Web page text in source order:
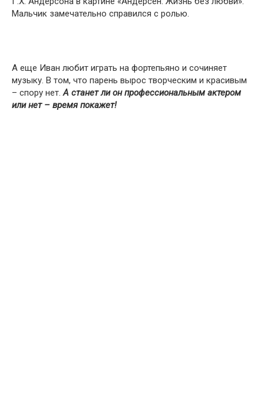
Мальчик замечательно справился с ролью.
А еще Иван любит играть на фортепьяно и сочиняет
музыку. В том, что парень вырос творческим и красивым
– спору нет.А станет ли он профессиональным актером
или нет – время покажет!